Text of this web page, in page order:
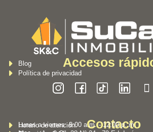
Accesos
Blog
Política de privacidad
Contacto
Horario de atención:
Lunes a viernes: 8:00 a.m. - 12:00 p. m.